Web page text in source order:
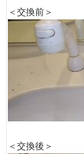
＜交換前＞
＜交換後＞